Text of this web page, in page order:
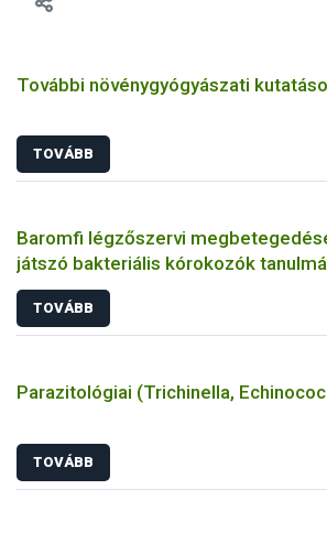
További növénygyógyászati
TOVÁBB
Baromfi légzőszervi
játszó bakteriális kórokozók
TOVÁBB
Parazitológiai (Trichinella,
TOVÁBB